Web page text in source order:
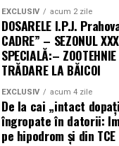
EXCLUSIV acum 2 zile
DOSARELE I.P.J.
CADRE” – SEZONUL
SPECIALĂ:–
TRĂDARE LA BĂICOI
EXCLUSIV acum 4 zile
De la cai „intact
îngropate în datorii:
pe hipodrom și din TCE